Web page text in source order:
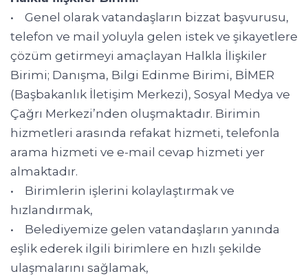
• Genel olarak vatandaşların bizzat başvurusu,
telefon ve mail yoluyla gelen istek ve şikayetlere
çözüm getirmeyi amaçlayan Halkla İlişkiler
Birimi; Danışma, Bilgi Edinme Birimi, BİMER
(Başbakanlık İletişim Merkezi), Sosyal Medya ve
Çağrı Merkezi’nden oluşmaktadır. Birimin
hizmetleri arasında refakat hizmeti, telefonla
arama hizmeti ve e-mail cevap hizmeti yer
almaktadır.
• Birimlerin işlerini kolaylaştırmak ve
hızlandırmak,
• Belediyemize gelen vatandaşların yanında
eşlik ederek ilgili birimlere en hızlı şekilde
ulaşmalarını sağlamak,